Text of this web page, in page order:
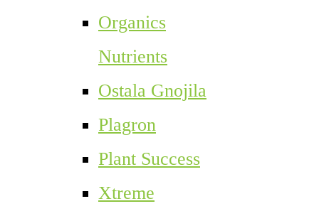
Organics
Nutrients
Ostala Gnojila
Plagron
Plant Success
Xtreme